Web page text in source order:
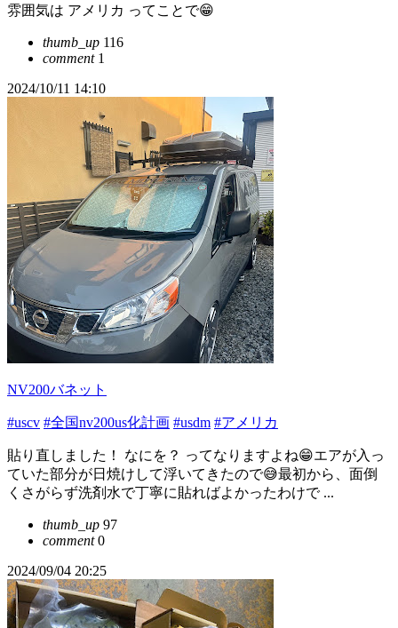
雰囲気は アメリカ ってことで😁
thumb_up 116
comment1
2024/10/11 14:10
NV200バネット
#uscv #全国nv200us化計画 #usdm #アメリカ
貼り直しました！ なにを？ ってなりますよね😁エアが入っ
ていた部分が日焼けして浮いてきたので😅最初から、面倒
くさがらず洗剤水で丁寧に貼ればよかったわけで ...
thumb_up 97
comment0
2024/09/04 20:25